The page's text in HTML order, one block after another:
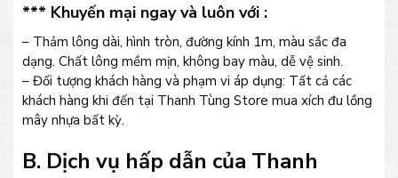
*** Khuyến mại ngay và luôn với :
– Thảm lông dài, hình tròn, đường kính 1m, màu sắc đa
dạng. Chất lông mềm mịn, không bay màu, dễ vệ sinh.
– Đối tượng khách hàng và phạm vi áp dụng: Tất cả các
khách hàng khi đến tại Thanh Tùng Store mua xích đu lồng
mây nhựa bất kỳ.
B. Dịch vụ hấp dẫn của Thanh